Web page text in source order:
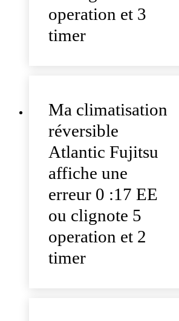
operation et 3
timer
Ma climatisation
réversible
Atlantic Fujitsu
affiche une
erreur 0 :17 EE
ou clignote 5
operation et 2
timer